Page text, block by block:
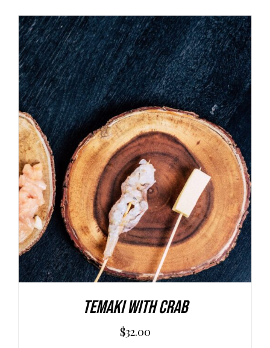
AGGIUNGI AL CARRELLO / DETAILS
Temaki With Crab
$32.00